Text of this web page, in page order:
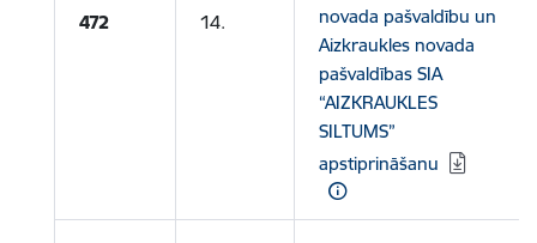
472 14.
novada pašvaldību un
Aizkraukles novada
pašvaldības SIA
“AIZKRAUKLES
SILTUMS”
apstiprināšanu